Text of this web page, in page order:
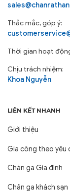
Thắc mắc, góp ý:
Thời gian hoạt
Chịu trách nhiệm:
Khoa Nguyễn
LIÊN KẾT NHANH
Giới thiệu
Gia công theo yêu
Chăn ga Gia đình
Chăn ga khách sạn